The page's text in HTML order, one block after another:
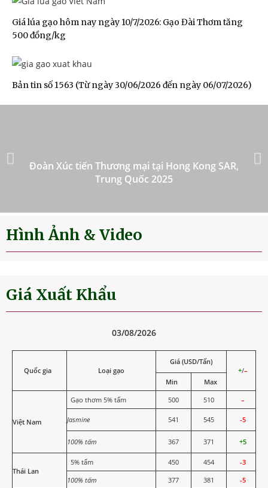
Giá lúa gạo hôm nay ngày 10/7/2026: Gạo Đài Thơm tăng
500 đồng/kg
Bản tin số 1563 (Từ ngày 30/06/2026 đến ngày 06/07/2026)
Đoàn Xúc tiến Thương mại tại Hong Kong SAR,
Trung Quốc 2025
Hình Ảnh & Video
Giá Xuất Khẩu
03/08/2026
Quốc gia Loại gạo
Giá (USD/Tấn)
+/–
Min
Max
Việt Nam
Gạo thơm 5% tấm 500 510 –
Jasmine 541 545 -5
100% tấm 367 371 +5
Thái Lan
5% tấm 450 454
-3
100% tấm
377 381 -5